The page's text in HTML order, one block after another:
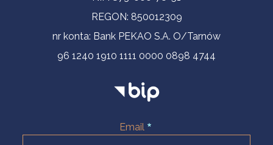
REGON: 850012309
nr konta: Bank PEKAO S.A. O/Tarnów
96 1240 1910 1111 0000 0898 4744
Email